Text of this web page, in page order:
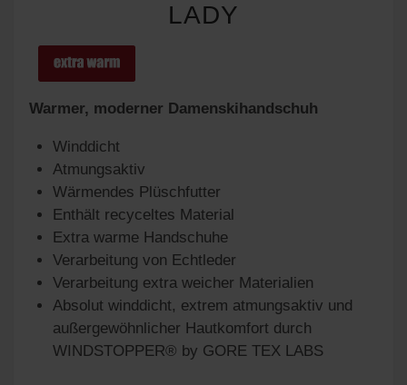
LADY
Warmer, moderner Damenskihandschuh
Winddicht
Atmungsaktiv
Wärmendes Plüschfutter
Enthält recyceltes Material
Extra warme Handschuhe
Verarbeitung von Echtleder
Verarbeitung extra weicher Materialien
Absolut winddicht, extrem atmungsaktiv und
außergewöhnlicher Hautkomfort durch
WINDSTOPPER® by GORE TEX LABS